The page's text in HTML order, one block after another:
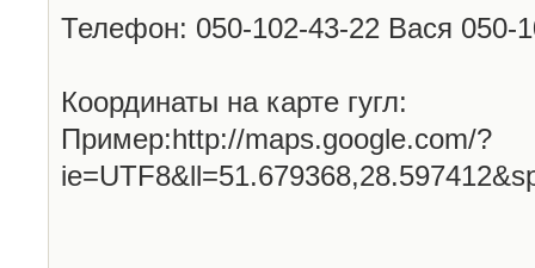
Телефон: 050-102-43-22 Вася 050-
Координаты на карте гугл:
Пример:http://maps.google.com/?